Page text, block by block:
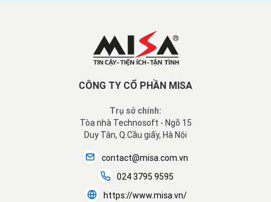
CÔNG TY CỔ PHẦN MISA
Trụ sở chính:
Tòa nhà Technosoft - Ngõ 15
Duy Tân, Q.Cầu giấy, Hà Nội
contact@misa.com.vn
024 3795 9595
https://www.misa.vn/